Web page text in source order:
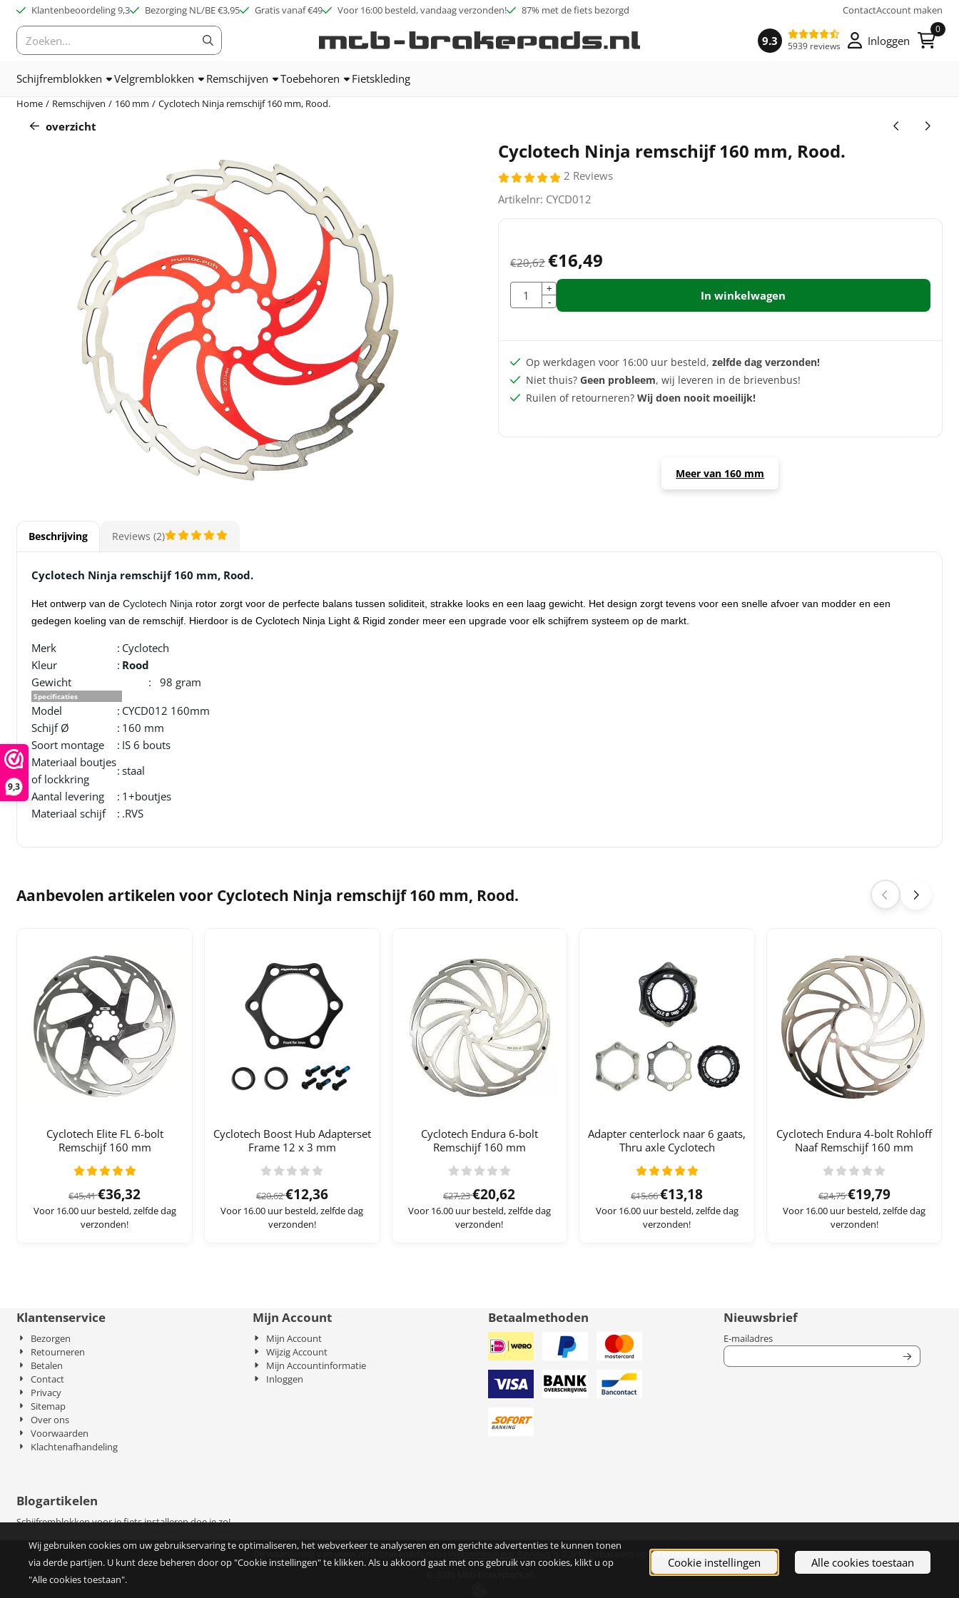
9,3
Cookievoorkeuren zijn beschikbaar. Kies instellingen of sta alle cookies toe.
Klantenbeoordeling 9,3 Bezorging NL/BE €3,95 Gratis vanaf €49 Voor 16:00 besteld, vandaag verzonden! 87% met de fiets bezorgd ContactAccount maken
Zoeken
9.3 5939 reviews Inloggen
0
Schijfremblokken Velgremblokken Remschijven Toebehoren Fietskleding
Home / Remschijven / 160 mm / Cyclotech Ninja remschijf 160 mm, Rood.
overzicht
Cyclotech Ninja remschijf 160 mm, Rood.
2 Reviews
Artikelnr: CYCD012
€20,62 €16,49
Aantal
+
-
In winkelwagen
Op werkdagen voor 16:00 uur besteld,zelfde dag verzonden!
Niet thuis?Geen probleem, wij leveren in de brievenbus!
Ruilen of retourneren?Wij doen nooit moeilijk!
Meer van 160 mm
Beschrijving Reviews (2)
Cyclotech Ninja remschijf 160 mm, Rood.
Het ontwerp vandeCyclotech Ninja rotor zorgtvoor de perfecte balans tussen soliditeit, strakke looks en een laag gewicht. Het design zorgt tevens voor een snelle afvoer van modder en een
gedegen koeling van de remschijf. Hierdoor is de Cyclotech Ninja Light & Rigid zonder meer een upgrade voor elk schijfrem systeem op de markt.
Merk : Cyclotech
Kleur
: Rood
Gewicht : 98 gram
Specificaties
Model : CYCD012 160mm
Schijf Ø
: 160 mm
Soort montage
: IS 6 bouts
Materiaal boutjes
of lockkring
: staal
Aantal levering
: 1+boutjes
Materiaal schijf
: .RVS
Aanbevolen artikelen voor Cyclotech Ninja remschijf 160 mm, Rood.
Cyclotech Elite FL 6-bolt
Remschijf 160 mm
Van 45,41 voor 36,32
€45,41€36,32
Voor 16.00 uur besteld, zelfde dag
verzonden!
Cyclotech Boost Hub Adapterset
Frame 12 x 3 mm
Van 20,62 voor 12,36
€20,62€12,36
Voor 16.00 uur besteld, zelfde dag
verzonden!
Cyclotech Endura 6-bolt
Remschijf 160 mm
Van 27,23 voor 20,62
€27,23€20,62
Voor 16.00 uur besteld, zelfde dag
verzonden!
Adapter centerlock naar 6 gaats,
Thru axle Cyclotech
Van 15,66 voor 13,18
€15,66€13,18
Voor 16.00 uur besteld, zelfde dag
verzonden!
Cyclotech Endura 4-bolt Rohloff
Naaf Remschijf 160 mm
Van 24,75 voor
€24,75€19,79
Voor 16.00 uur besteld, zelfde dag
verzonden!
Klantenservice
Bezorgen
Retourneren
Betalen
Contact
Privacy
Sitemap
Over ons
Voorwaarden
Klachtenafhandeling
Mijn Account
Mijn Account
Wijzig Account
Mijn Accountinformatie
Inloggen
Betaalmethoden Nieuwsbrief
E-mailadresVul je e-mailadres in voor de nieuwsbrief
Blogartikelen
Schijfremblokken voor je fiets installeren doe je zo!
De waardering van www.mtb-brakepads.nl bij WebwinkelKeur Reviews
is 9.3/10 gebaseerd op 5939 reviews.
Wij gebruiken cookies om uw gebruikservaring te optimaliseren, het webverkeer te analyseren en om gerichte advertenties te kunnen tonen
via derde partijen. U kunt deze beheren door op "Cookie instellingen" te klikken. Als u akkoord gaat met ons gebruik van cookies, klikt u op
"Alle cookies toestaan".
Cookie instellingen Alle cookies toestaan